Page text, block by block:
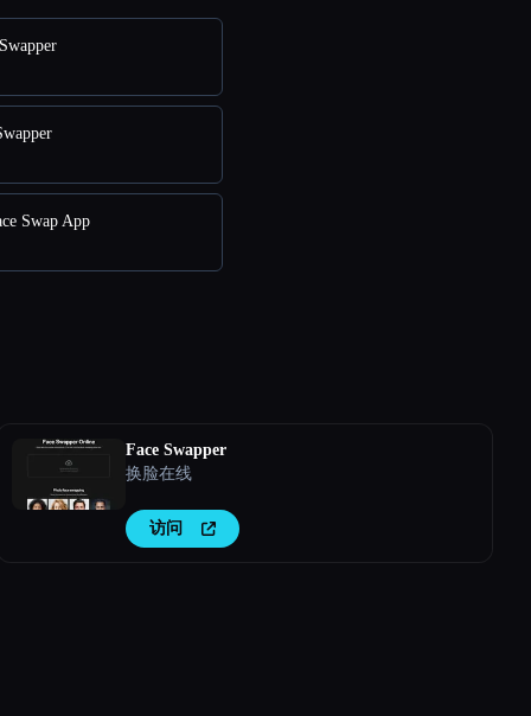
Swap App
Face Swapper
换脸在线
访问